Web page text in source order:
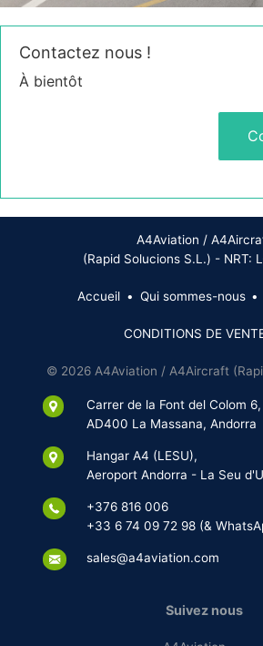
Contactez nous !
À bientôt
A4Aviation /
(Rapid Solucions S.L.) - NRT:
Accueil Qui sommes-nous
CONDITIONS DE
© 2026 A4Aviation / A4Aircraft
Carrer de la Font del Colom 6,
AD400 La Massana, Andorra
Hangar A4 (LESU),
Aeroport Andorra - La Seu
+376 816 006
+33 6 74 09 72 98 (&
sales@a4aviation.com
Suivez nous